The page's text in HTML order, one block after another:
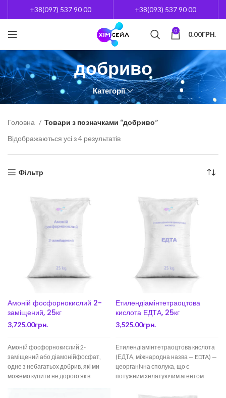
+38(097) 537 90 00 +38(093) 537 90 00
0 0.00ГРН.
добриво
Категорії
Головна
Товари з позначками “добриво”
Відображаються усі з 4 результатів
Фільтр
Амоній фосфорнокислий 2-
заміщений, 25кг
3,725.00грн.
Амоній фосфорнокислий 2-
заміщений або діамонійфосфат,
одне з небагатьох добрив, які ми
можемо купити не дорого як в
Етилендіамінтетраоцтова
кислота ЕДТА, 25кг
3,525.00грн.
Етилендіамінтетраоцтова кислота
(ЕДТА, міжнародна назва — EDTA) —
цеорганічна сполука, що є
потужним хелатуючим агентом
металів).